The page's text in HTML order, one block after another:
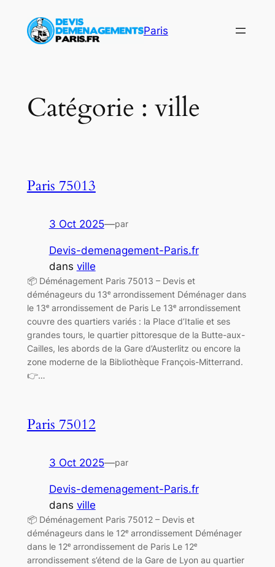
contenu
Paris
Catégorie : ville
Paris 75013
3 Oct 2025—par
Devis-demenagement-Paris.fr
dans ville
📦 Déménagement Paris 75013 – Devis et
déménageurs du 13ᵉ arrondissement Déménager dans
le 13ᵉ arrondissement de Paris Le 13ᵉ arrondissement
couvre des quartiers variés : la Place d’Italie et ses
grandes tours, le quartier pittoresque de la Butte-aux-
Cailles, les abords de la Gare d’Austerlitz ou encore la
zone moderne de la Bibliothèque François-Mitterrand.
👉…
Paris 75012
3 Oct 2025—par
Devis-demenagement-Paris.fr
dans ville
📦 Déménagement Paris 75012 – Devis et
déménageurs dans le 12ᵉ arrondissement Déménager
dans le 12ᵉ arrondissement de Paris Le 12ᵉ
arrondissement s’étend de la Gare de Lyon au quartier